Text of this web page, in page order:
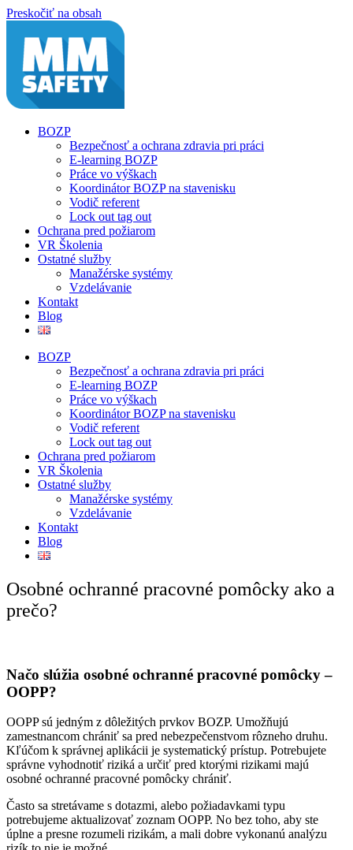
Preskočiť na obsah
BOZP
Bezpečnosť a ochrana zdravia pri práci
E-learning BOZP
Práce vo výškach
Koordinátor BOZP na stavenisku
Vodič referent
Lock out tag out
Ochrana pred požiarom
VR Školenia
Ostatné služby
Manažérske systémy
Vzdelávanie
Kontakt
Blog
BOZP
Bezpečnosť a ochrana zdravia pri práci
E-learning BOZP
Práce vo výškach
Koordinátor BOZP na stavenisku
Vodič referent
Lock out tag out
Ochrana pred požiarom
VR Školenia
Ostatné služby
Manažérske systémy
Vzdelávanie
Kontakt
Blog
Osobné ochranné pracovné pomôcky ako a
prečo?
Načo slúžia osobné ochranné pracovné pomôcky –
OOPP?
OOPP sú jedným z dôležitých prvkov BOZP. Umožňujú
zamestnancom chrániť sa pred nebezpečenstvom rôzneho druhu.
Kľúčom k správnej aplikácii je systematický prístup. Potrebujete
správne vyhodnotiť riziká a určiť pred ktorými rizikami majú
osobné ochranné pracovné pomôcky chrániť.
Často sa stretávame s dotazmi, alebo požiadavkami typu
potrebujeme aktualizovať zoznam OOPP. No bez toho, aby ste
úplne a presne rozumeli rizikám, a mali dobre vykonanú analýzu